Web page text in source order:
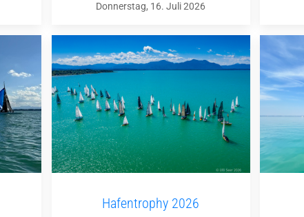
Donnerstag, 16. Juli 2026
Hafentrophy 2026